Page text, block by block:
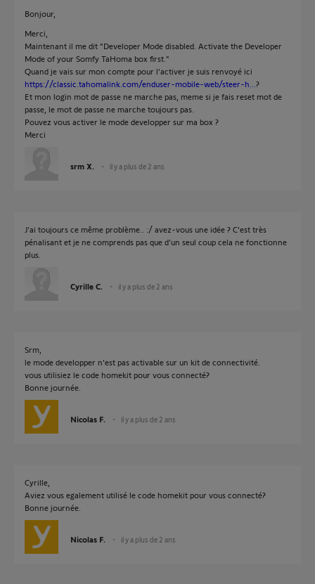
Bonjour,
Merci,
Maintenant il me dit "Developer Mode disabled. Activate the Developer
Mode of your Somfy TaHoma box first."
Quand je vais sur mon compte pour l’activer je suis renvoyé ici
https://classic.tahomalink.com/enduser-mobile-web/steer-h... ?
Et mon login mot de passe ne marche pas, meme si je fais reset mot de
passe, le mot de passe ne marche toujours pas.
Pouvez vous activer le mode developper sur ma box ?
Merci
srm X. il y a plus de 2 ans
J'ai toujours ce même problème.. :/ avez-vous une idée ? C'est très
pénalisant et je ne comprends pas que d'un seul coup cela ne fonctionne
plus.
Cyrille C. il y a plus de 2 ans
Srm,
le mode developper n'est pas activable sur un kit de connectivité.
vous utilisiez le code homekit pour vous connecté?
Bonne journée.
Nicolas F. il y a plus de 2 ans
Cyrille,
Aviez vous egalement utilisé le code homekit pour vous connecté?
Bonne journée.
Nicolas F. il y a plus de 2 ans